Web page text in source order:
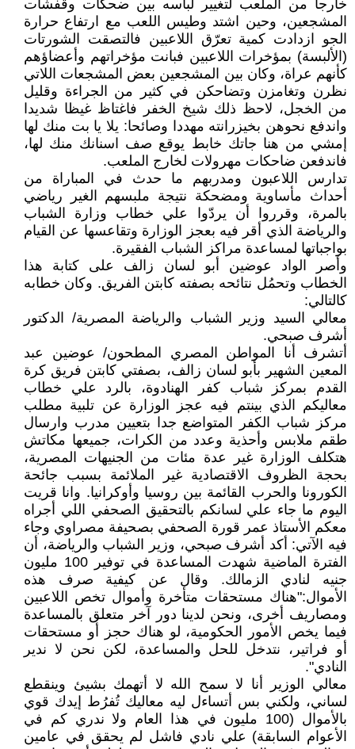
خارجا من الملعب لتغيير لباسه بين ضحكات وقفشات
المشجعين، وحين اشتد وطيس اللعب مع ارتفاع حرارة
الجو ازدادت كمية تعرّق اللاعبين فالتصقت الشورتات
(الألبسة) بمؤخرات اللاعبين فبانت مؤخراتهم وأعضاؤهم
كأنهم عراة، وكان بين المشجعين بعض المشجعات اللاتي
نظرن وتغامزن وتضاحكن في كثير من الجراءة وقليل
من الخجل، لاحظ ذلك شيخ الخفر فاغتاظ غيظا شديدا
واندفع نحوهن بخيزرانته مهددا وصائحا: يلا يا بت منك لها
إمشي من هنا جاتك خابط يوقع صف اسنانك منك لها،
فاندفعن ضاحكات مهرولات لخارج الملعب.
تدارس اللاعبون ومدربهم ما حدث في المباراة من
أحداث مأساوية ومضحكة نتيجة ملبسهم الغير رياضي
بالمرة، وقرروا أن يردّوا علي خطاب وزارة الشباب
والرياضة الذي أقر فيه بعجز الوزارة وتقاعسها عن القيام
بواجباتها لمساعدة مراكز الشباب الفقيرة.
وأصر الواد عوضين أبو لسان زالف على كتابة هذا
الخطاب وتحمُل نتائحه بصفته كابتن الفريق. وكان خطابه
كالتالي:
معالي السيد وزير الشباب والرياضة المصرية/ الدكتور
أشرف صبحي.
أتشرف أنا المواطن المصري المطحون/ عوضين عبد
المعين الشهير بأبو لسان زالف، بصفتي كابتن فريق كرة
القدم بمركز شباب كفر الهنادوة، بالرد علي خطاب
معاليكم الذي بينتم فيه عجز الوزارة عن تلبية مطلب
مركز شباب الكفر المتواضع جدا بتعيين مدرب وارسال
طقم ملابس وأحذية وعدد من الكرات، جميعها مكاتش
هتكلف الوزارة غير عدة مئات من الجنيهات المصرية،
بحجة الظروف الاقتصادية غير الملائمة بسبب جائحة
الكورونا والحرب القائمة بين روسيا وأوكرانيا. وانا قريت
اليوم ما جاء علي لسانكم بالتحقيق الصحفي اللي أجراه
معكم الأستاذ عمر قورة الصحفي بصحيفة مصراوي وجاء
فيه الآتي: أكد أشرف صبحي، وزير الشباب والرياضة، أن
الفترة الماضية شهدت المساعدة في توفير 100 مليون
جنيه لنادي الزمالك. وقال عن كيفية صرف هذه
الأموال:"هناك مستحقات متأخرة وأموال تخص اللاعبين
ومصاريف أخرى، ونحن لدينا دور آخر متعلق بالمساعدة
فيما يخص الأمور الحكومية، لو هناك حجز أو مستحقات
أو فراتير، نتدخل للحل والمساعدة، لكن نحن لا ندير
النادي".
معالي الوزير أنا لا سمح الله لا أتهمك بشيئ وينقطع
لساني، ولكني بس أتساءل ليه معاليك تُفرُط إيدك قوي
بالأموال (100 مليون في هذا العام ولا ندري كم في
الأعوام السابقة) علي نادي فاشل لم يحقق في عامين